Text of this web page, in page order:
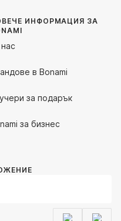
ИНФОРМАЦИЯ ЗА
в Bonami
за подарък
за бизнес